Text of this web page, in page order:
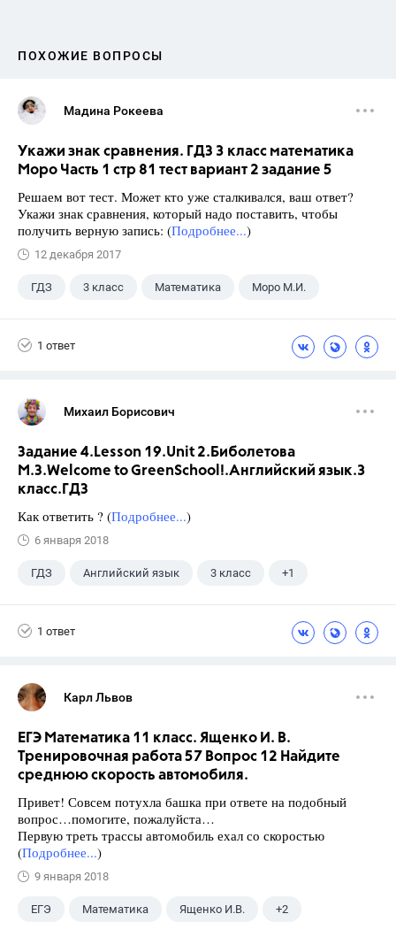
ПОХОЖИЕ ВОПРОСЫ
Мадина Рокеева
Укажи знак сравнения. ГДЗ 3 класс математика
Моро Часть 1 стр 81 тест вариант 2 задание 5
Решаем вот тест. Может кто уже сталкивался, ваш ответ?
Укажи знак сравнения, который надо поставить, чтобы
получить верную запись: (Подробнее...)
12 декабря 2017
ГДЗ 3 класс Математика Моро М.И.
1 ответ
Михаил Борисович
Задание 4.Lesson 19.Unit 2.Биболетова
М.З.Welcome to GreenSchool!.Английский язык.3
класс.ГДЗ
Как ответить ? (Подробнее...)
6 января 2018
ГДЗ Английский язык 3 класс +1
1 ответ
Карл Львов
ЕГЭ Математика 11 класс. Ященко И. В.
Тренировочная работа 57 Вопрос 12 Найдите
среднюю скорость автомобиля.
Привет! Совсем потухла башка при ответе на подобный
вопрос…помогите, пожалуйста…
Первую треть трассы автомобиль ехал со скоростью
(Подробнее...)
9 января 2018
ЕГЭ Математика Ященко И.В. +2